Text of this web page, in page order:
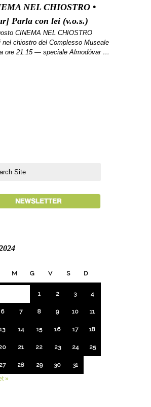
NEL CHIOSTRO •
Parla con lei (v.o.s.)
CINEMA NEL CHIOSTRO
nel chiostro del Complesso Museale
ore 21.15 — speciale Almodóvar …
M G V S D
1 2 3 4
6 7 8 9 10 11
13 14 15 16 17 18
21 22 23 24 25
27 28 29 30
31
»